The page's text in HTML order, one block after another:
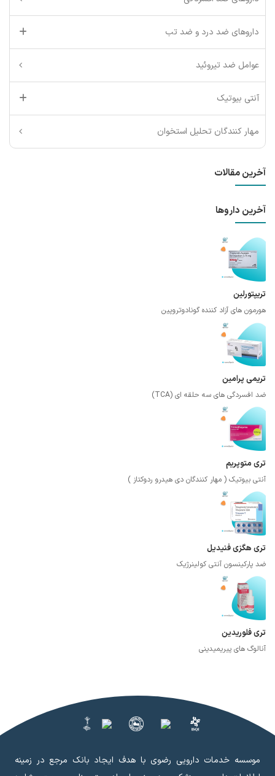
داروهای ضد درد و ضد تب
عوامل ضد تیروئید
آنتی بیوتیک
مهار کنندگان تحلیل استخوان
آخرین مقالات
آخرین داروها
تریپتورلین
هورمون های آزاد کننده گونادوتروپین
تریمی پرامین
ضد افسردگی های سه حلقه ای (TCA)
تری متوپریم
آنتی بیوتیک ( مهار کنندگان دی هیدرو ردوکتاز )
تری هگزی فنیدیل
ضد پارکینسون آنتی کولینرژیک
تری فلوریدین
آنالوگ های پیریمیدینی
موسسه خدمات دارویی رضوی با هدف ایجاد بانک مرجع در زمینه